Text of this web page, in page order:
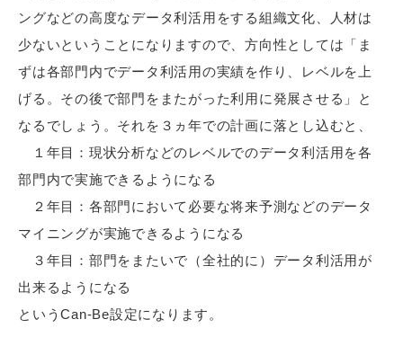
ングなどの高度なデータ利活用をする組織文化、人材は
少ないということになりますので、方向性としては「ま
ずは各部門内でデータ利活用の実績を作り、レベルを上
げる。その後で部門をまたがった利用に発展させる」と
なるでしょう。それを３ヵ年での計画に落とし込むと、
１年目：現状分析などのレベルでのデータ利活用を各
部門内で実施できるようになる
２年目：各部門において必要な将来予測などのデータ
マイニングが実施できるようになる
３年目：部門をまたいで（全社的に）データ利活用が
出来るようになる
というCan-Be設定になります。